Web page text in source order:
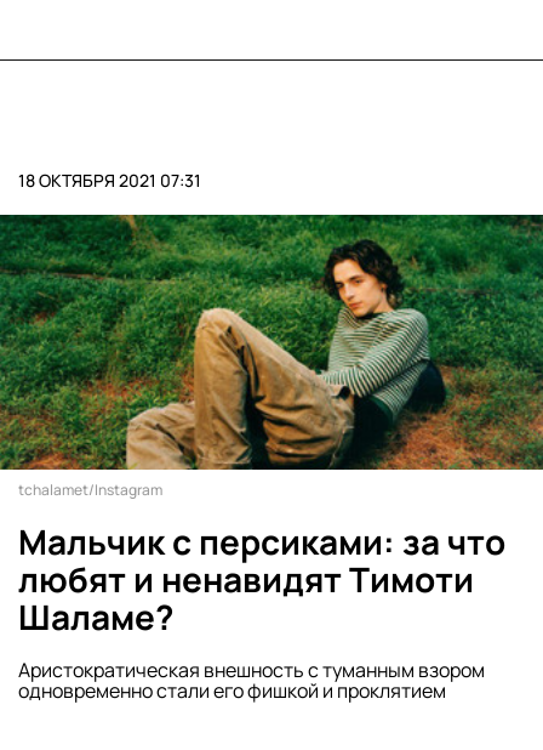
18 ОКТЯБРЯ 2021 07:31
tchalamet/Instagram
Мальчик с персиками: за что
любят и ненавидят Тимоти
Шаламе?
Аристократическая внешность с туманным взором
одновременно стали его фишкой и проклятием